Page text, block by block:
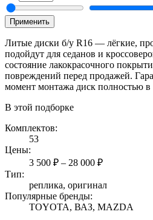
Применить
Литые диски б/у R16 — лёгкие,
подойдут для седанов и
состояние лакокрасочного
повреждений перед продажей.
момент монтажа диск полностью в
В этой подборке
Комплектов:
53
Цены:
3 500 ₽ – 28 000 ₽
Тип:
реплика, оригинал
Популярные бренды:
TOYOTA, ВАЗ, MAZDA